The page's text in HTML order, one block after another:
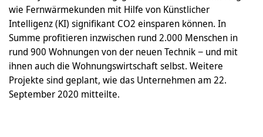
wie Fernwärmekunden mit Hilfe von Künstlicher
Intelligenz (KI) signifikant CO2 einsparen können. In
Summe profitieren inzwischen rund 2.000 Menschen in
rund 900 Wohnungen von der neuen Technik − und mit
ihnen auch die Wohnungswirtschaft selbst. Weitere
Projekte sind geplant, wie das Unternehmen am 22.
September 2020 mitteilte.